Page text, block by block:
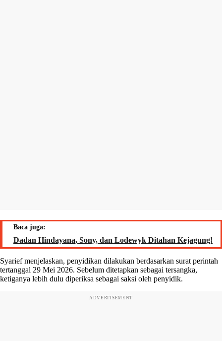
Baca juga:
Dadan Hindayana, Sony, dan Lodewyk Ditahan Kejagung!
Syarief menjelaskan, penyidikan dilakukan berdasarkan surat perintah
tertanggal 29 Mei 2026. Sebelum ditetapkan sebagai tersangka,
ketiganya lebih dulu diperiksa sebagai saksi oleh penyidik.
ADVERTISEMENT